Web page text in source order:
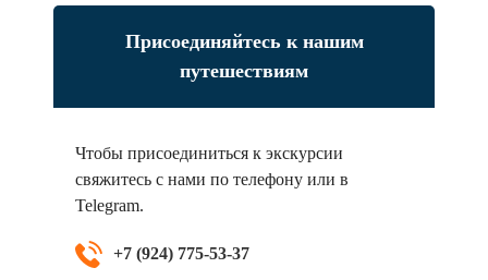
Присоединяйтесь к нашим
путешествиям
Чтобы присоединиться к экскурсии
свяжитесь с нами по телефону или в
Telegram.
+7 (924) 775-53-37